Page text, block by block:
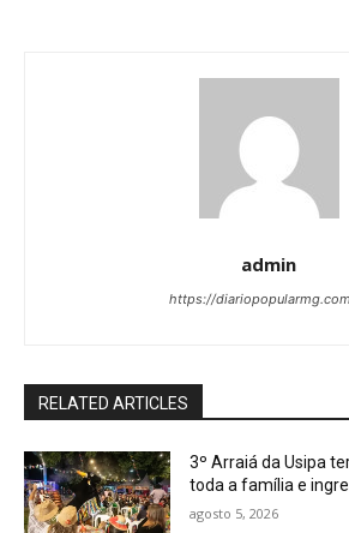
admin
https://
RELATED ARTICLES
3º Arraiá da Usipa
toda a família e
agosto 5, 2026